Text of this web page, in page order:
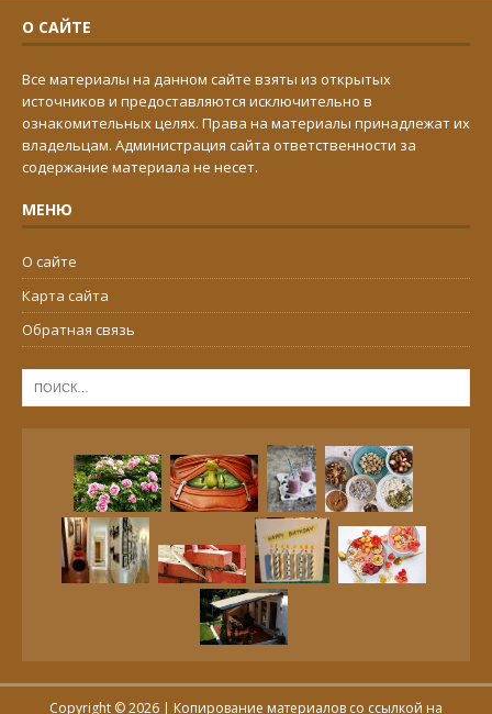
О САЙТЕ
Все материалы на данном сайте взяты из открытых
источников и предоставляются исключительно в
ознакомительных целях. Права на материалы принадлежат их
владельцам. Администрация сайта ответственности за
содержание материала не несет.
МЕНЮ
О сайте
Карта сайта
Обратная связь
Copyright © 2026 | Копирование материалов со ссылкой на